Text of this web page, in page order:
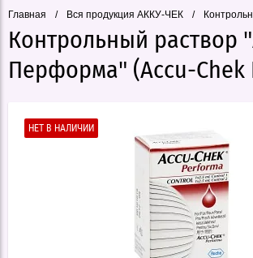
Главная / Вся продукция АККУ-ЧЕК /
Контрольный раствор
Перформа" (Accu-Chek
НЕТ В НАЛИЧИИ